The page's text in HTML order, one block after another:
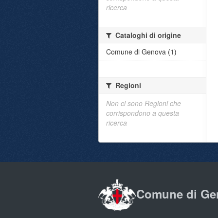
ricerca
Cataloghi di origine
Comune di Genova (1)
Regioni
Non ci sono Regioni che
corrispondono a questa
ricerca
Comune di